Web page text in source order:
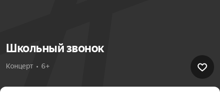
Школьный звонок
Концерт  •  6+